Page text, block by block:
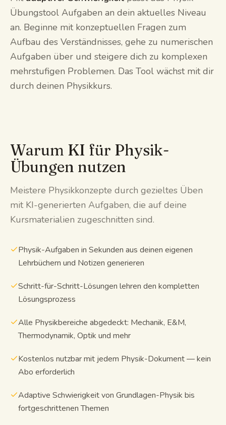
Übungstool Aufgaben an dein aktuelles Niveau
an. Beginne mit konzeptuellen Fragen zum
Aufbau des Verständnisses, gehe zu numerischen
Aufgaben über und steigere dich zu komplexen
mehrstufigen Problemen. Das Tool wächst mit dir
durch deinen Physikkurs.
Warum KI für Physik-
Übungen nutzen
Meistere Physikkonzepte durch gezieltes Üben
mit KI-generierten Aufgaben, die auf deine
Kursmaterialien zugeschnitten sind.
Physik-Aufgaben in Sekunden aus deinen eigenen
Lehrbüchern und Notizen generieren
Schritt-für-Schritt-Lösungen lehren den kompletten
Lösungsprozess
Alle Physikbereiche abgedeckt: Mechanik, E&M,
Thermodynamik, Optik und mehr
Kostenlos nutzbar mit jedem Physik-Dokument — kein
Abo erforderlich
Adaptive Schwierigkeit von Grundlagen-Physik bis
fortgeschrittenen Themen